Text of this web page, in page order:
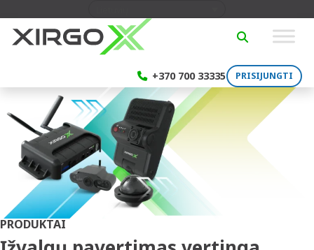
+370 700 33335 PRISIJUNGTI
SEARCH
PRODUKTAI